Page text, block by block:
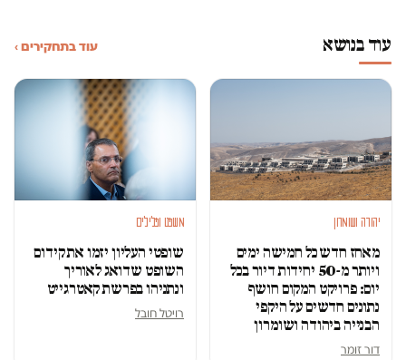
עוד בנושא עוד בתחקירים ›
יהודה ושומרון
מאחז חדש כל חמישה ימים
ויותר מ-50 יחידות דיור בכל
יום: פרויקט המקום חושף
נתונים חדשים על היקפי
הבנייה ביהודה ושומרון
דור זומר
משפט ופלילים
שופטי העליון יזמו את קידום
השופט שדואג לאוריך
ונתניהו בפרשת קאטרגייט
רויטל חובל